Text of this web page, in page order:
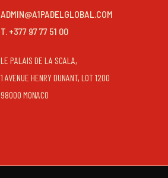
ADMIN@A1PADELGLOBAL.COM
T. +377 97 77 51 00
LE PALAIS DE LA SCALA,
1 AVENUE HENRY DUNANT, LOT 1200
98000 MONACO